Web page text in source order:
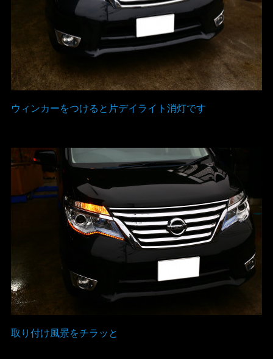
ウィンカーをつけると片デイライト消灯です
取り付け風景をチラッと